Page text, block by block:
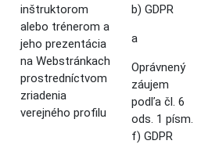
inštruktorom
alebo trénerom a
jeho prezentácia
na Webstránkach
prostredníctvom
zriadenia
verejného profilu
b) GDPR
a
Oprávnený
záujem
podľa čl. 6
ods. 1 písm.
f) GDPR